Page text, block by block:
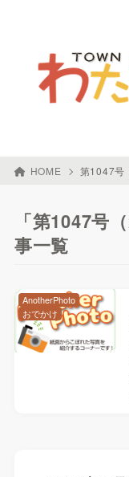
HOME 第1047号
「第1047号
事一覧
AnotherPhoto
おでかけ